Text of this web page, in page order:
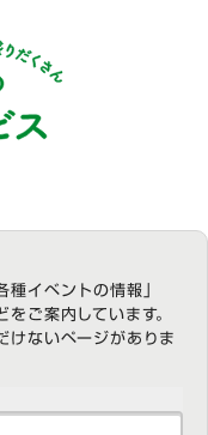
種イベントの情報」
をご案内しています。
けないページがありま